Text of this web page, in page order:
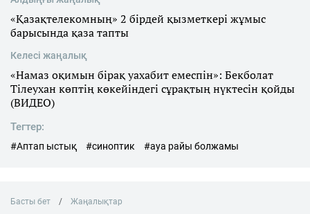
«Қазақтелекомның» 2 бірдей қызметкері жұмыс
барысында қаза тапты
Келесі жаңалық
«Намаз оқимын бірақ уахабит емеспін»: Бекболат
Тілеухан көптің көкейіндегі сұрақтың нүктесін қойды
(ВИДЕО)
Тегтер:
#Аптап ыстық #синоптик #ауа райы болжамы
Басты бет Жаңалықтар